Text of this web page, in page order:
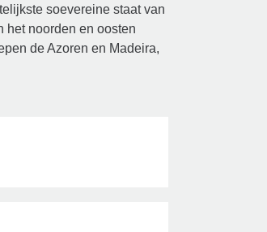
soevereine staat van
het noorden en oosten
de Azoren en Madeira,